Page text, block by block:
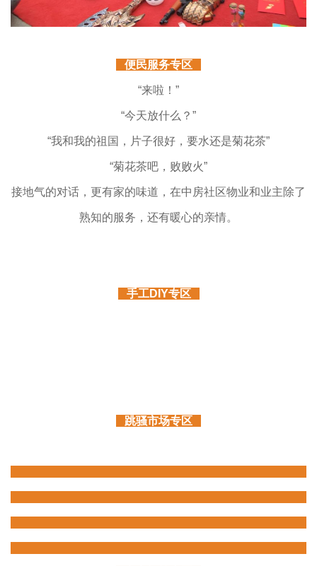
便民服务专区
“来啦！”
“今天放什么？”
“我和我的祖国，片子很好，要水还是菊花茶”
“菊花茶吧，败败火”
接地气的对话，更有家的味道，在中房社区物业和业主除了
熟知的服务，还有暖心的亲情。
手工DIY专区
跳骚市场专区